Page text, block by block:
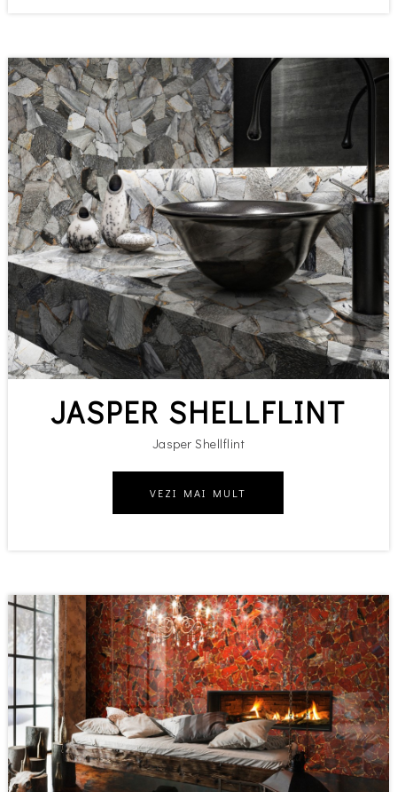
JASPER SHELLFLINT
Jasper Shellflint
VEZI MAI MULT